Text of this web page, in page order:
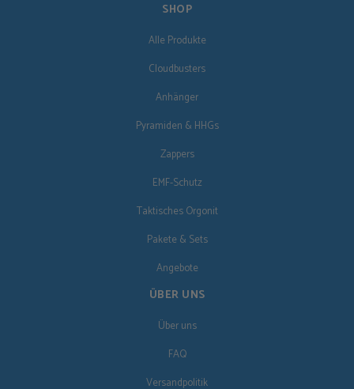
SHOP
Alle Produkte
Cloudbusters
Anhänger
Pyramiden & HHGs
Zappers
EMF-Schutz
Taktisches Orgonit
Pakete & Sets
Angebote
ÜBER UNS
Über uns
FAQ
Versandpolitik